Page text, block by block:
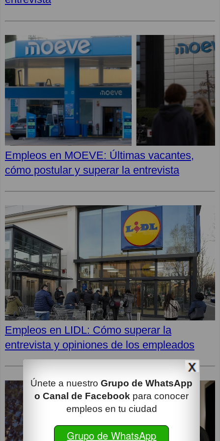
Únete a nuestro Grupo de WhatsApp
o Canal de Facebook para conocer
empleos en tu ciudad
Grupo de WhatsApp
Empleos en MOEVE: Últimas vacantes,
cómo postular y superar la entrevista
Empleos en LIDL: Cómo superar la
entrevista y opiniones de los empleados